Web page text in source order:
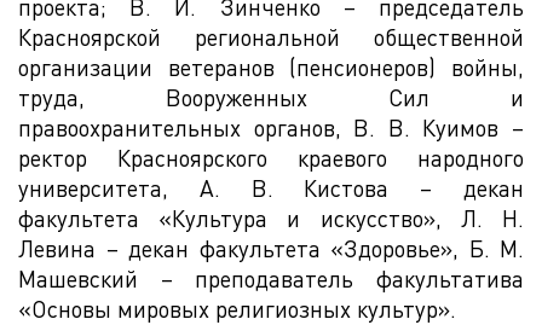
проекта; В. И. Зинченко – председатель
Красноярской региональной общественной
организации ветеранов (пенсионеров) войны,
труда, Вооруженных Сил и
правоохранительных органов, В. В. Куимов –
ректор Красноярского краевого народного
университета, А. В. Кистова – декан
факультета «Культура и искусство», Л. Н.
Левина – декан факультета «Здоровье», Б. М.
Машевский – преподаватель факультатива
«Основы мировых религиозных культур».